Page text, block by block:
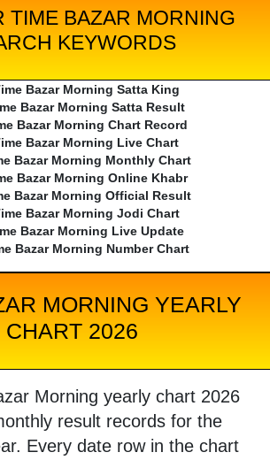
TIME BAZAR MORNING
KEYWORDS
Bazar Morning Satta King
Bazar Morning Satta Result
Bazar Morning Chart Record
Bazar Morning Live Chart
Bazar Morning Monthly Chart
Bazar Morning Online Khabr
Bazar Morning Official Result
Bazar Morning Jodi Chart
Bazar Morning Live Update
Bazar Morning Number Chart
MORNING YEARLY
CHART 2026
Morning yearly chart 2026
result records for the
Every date row in the chart